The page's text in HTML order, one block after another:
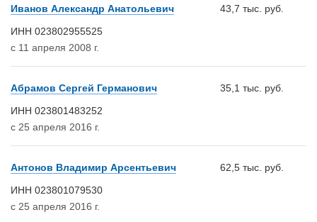
Иванов Александр Анатольевич
ИНН 023802955525
с 11 апреля 2008 г.
43,7 тыс. руб.
Абрамов Сергей Германович
ИНН 023801483252
с 25 апреля 2016 г.
35,1 тыс. руб.
Антонов Владимир Арсентьевич
ИНН 023801079530
с 25 апреля 2016 г.
62,5 тыс. руб.